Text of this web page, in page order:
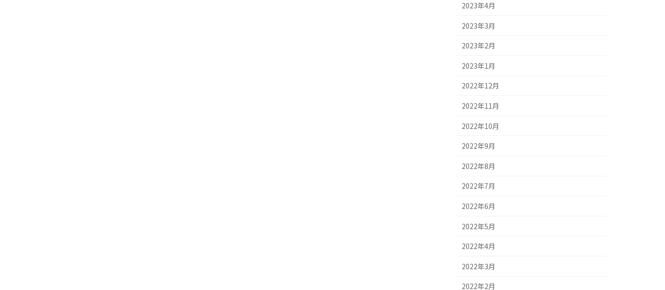
2023年4月
2023年3月
2023年2月
2023年1月
2022年12月
2022年11月
2022年10月
2022年9月
2022年8月
2022年7月
2022年6月
2022年5月
2022年4月
2022年3月
2022年2月